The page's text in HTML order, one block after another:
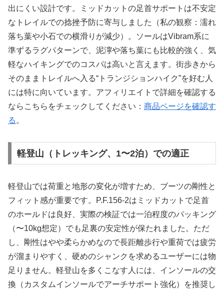
出にくい設計です。ミッドカットの足首サポートは不安定
なトレイルでの捻挫予防に寄与しました（私の観察：濡れ
落ち葉や小石での横滑りが減少）。ソールはVibram系に
準ずるラグパターンで、泥濘や落ち葉にも比較的強く、気
軽なハイキングでのコスパは高いと言えます。街歩きから
そのままトレイルへ入る“トランジションハイク”を好む人
には特に向いています。アフィリエイトで詳細を確認する
ならこちらをチェックしてください： 商品ページを確認す
る 。
軽登山（トレッキング、1〜2泊）での適正
軽登山では荷重と地形の変化が増すため、ブーツの剛性と
フィット感が重要です。P.F.156-2はミッドカットで足首
のホールドは良好、実際の検証では一泊程度のパッキング
（〜10kg想定）でも足裏の安定性が保たれました。ただ
し、剛性はやや柔らかめなので長距離歩行や重荷では疲労
が溜まりやすく、硬めのシャンクを求めるユーザーには物
足りません。軽登山を多くこなす人には、インソールの交
換（カスタムインソールでアーチサポート強化）を推奨し